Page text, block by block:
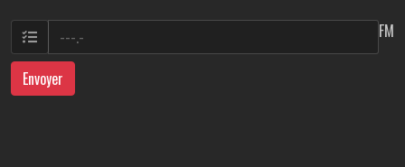
FM
Envoyer